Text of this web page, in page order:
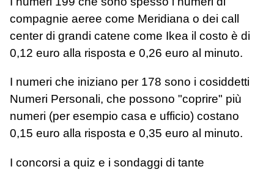
compagnie aeree come Meridiana o dei call
center di grandi catene come Ikea il costo è di
0,12 euro alla risposta e 0,26 euro al minuto.
I numeri che iniziano per 178 sono i cosiddetti
Numeri Personali, che possono "coprire" più
numeri (per esempio casa e ufficio) costano
0,15 euro alla risposta e 0,35 euro al minuto.
I concorsi a quiz e i sondaggi di tante